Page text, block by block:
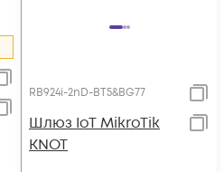
RB924i-2nD-BT5&BG77
Шлюз IoT MikroTik
KNOT